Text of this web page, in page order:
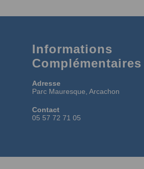
Informations
Complémentaires
Adresse
Parc Mauresque, Arcachon
Contact
05 57 72 71 05